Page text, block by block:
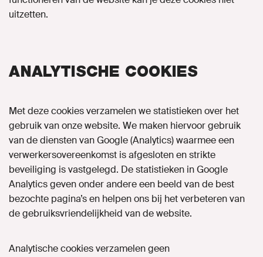
uitzetten.
ANALYTISCHE COOKIES
Met deze cookies verzamelen we statistieken over het
gebruik van onze website. We maken hiervoor gebruik
van de diensten van Google (Analytics) waarmee een
verwerkersovereenkomst is afgesloten en strikte
beveiliging is vastgelegd. De statistieken in Google
Analytics geven onder andere een beeld van de best
bezochte pagina’s en helpen ons bij het verbeteren van
de gebruiksvriendelijkheid van de website.
Analytische cookies verzamelen geen